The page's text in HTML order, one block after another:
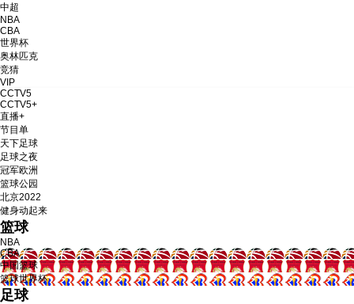
大国智造
CCTV.节目官网
中超
NBA
CBA
世界杯
奥林匹克
竞猜
VIP
CCTV5
CCTV5+
直播+
节目单
天下足球
足球之夜
冠军欧洲
篮球公园
北京2022
健身动起来
篮球
NBA
CBA
中国篮球
篮球世界杯
足球